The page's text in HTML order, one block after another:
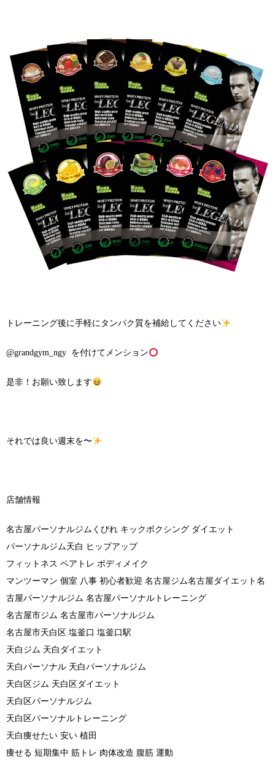
トレーニング後に手軽にタンパク質を補給してください
@grandgym_ngy を付けてメンション
是非！お願い致します
それでは良い週末を〜
店舗情報
名古屋パーソナルジムくびれ キックボクシング ダイエット
パーソナルジム天白 ヒップアップ
フィットネス ペアトレ ボディメイク
マンツーマン 個室 八事 初心者歓迎 名古屋ジム名古屋ダイエット名
古屋パーソナルジム 名古屋パーソナルトレーニング
名古屋市ジム 名古屋市パーソナルジム
名古屋市天白区 塩釜口 塩釜口駅
天白ジム 天白ダイエット
天白パーソナル 天白パーソナルジム
天白区ジム 天白区ダイエット
天白区パーソナルジム
天白区パーソナルトレーニング
天白痩せたい 安い 植田
痩せる 短期集中 筋トレ 肉体改造 腹筋 運動